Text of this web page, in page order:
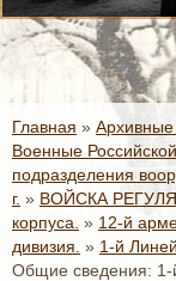
Главная »
Военные
подразделения
г. » ВОЙСКА
корпуса. » 12-й
дивизия. » 1-й
Общие сведения: 1-